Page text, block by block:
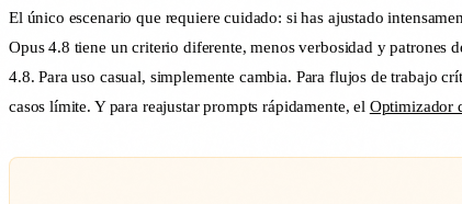
El único escenario que requiere cuidado: si has ajustado
Opus 4.8 tiene un criterio diferente, menos verbosidad y patrones
4.8. Para uso casual, simplemente cambia. Para flujos de trabajo
casos límite. Y para reajustar prompts rápidamente, el Optimizador